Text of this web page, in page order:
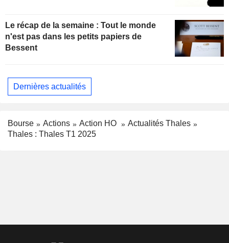
Le récap de la semaine : Tout le monde
n'est pas dans les petits papiers de
Bessent
Dernières actualités
Bourse Actions Action HO
Actualités Thales
Thales : Thales T1 2025